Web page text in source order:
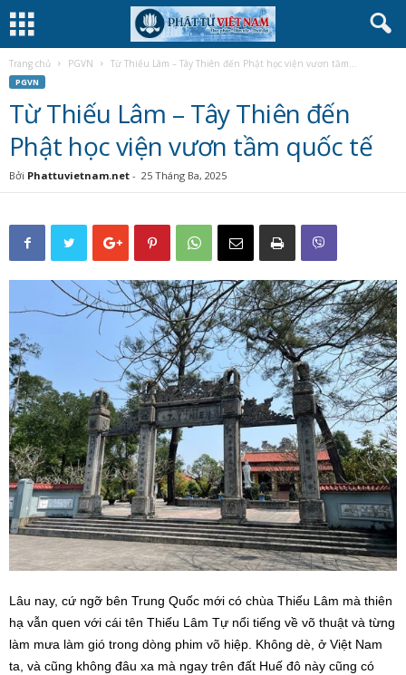
Trang chủ PGVN Từ Thiếu Lâm – Tây Thiên đến Phật học viện vươn tầm...
PGVN
Từ Thiếu Lâm – Tây Thiên đến
Phật học viện vươn tầm quốc tế
Bởi Phattuvietnam.net - 25 Tháng Ba, 2025
Lâu nay, cứ ngỡ bên Trung Quốc mới có chùa Thiếu Lâm mà thiên
hạ vẫn quen với cái tên Thiếu Lâm Tự nổi tiếng về võ thuật và từng
làm mưa làm gió trong dòng phim võ hiệp. Không dè, ở Việt Nam
ta, và cũng không đâu xa mà ngay trên đất Huế đô này cũng có